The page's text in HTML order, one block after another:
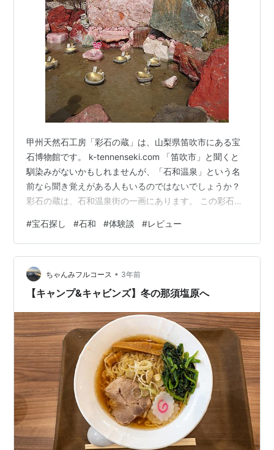
甲州天然石工房「彩石の蔵」は、山梨県笛吹市にある宝
石博物館です。 k-tennenseki.com 「笛吹市」と聞くと
馴染みがないかもしれませんが、「石和温泉」という名
前なら聞き覚えがある人もいるのではないでしょうか？
彩石の蔵は、石和温泉街の一画にあります。 この彩石の
の観光客がやってきます。 我が家の子供たちは鉱石や宝
石が大好きなので、春休みを利用して行ってきました。
これを書いているのは５月なので、ずいぶんと間があい
てしまいましたが・・・（＾＾；） そこで今回は、甲州
天然石工房「彩石の蔵」の場所や宝探しの料金、宝探し
#宝石探し #石和 #体験談 #レビュー
ちゃんみフルコース • 3年前
【キャンプ&キャビンズ】冬の那須塩原へ